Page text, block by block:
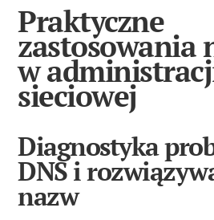
Praktyczne
zastosowania
w
sieciowej
Diagnostyka
DNS i
nazw